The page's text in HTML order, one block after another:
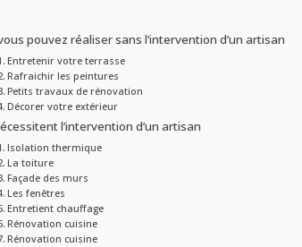
pouvez réaliser sans l’intervention d’un artisan
Entretenir votre terrasse
Rafraichir les peintures
Petits travaux de rénovation
Décorer votre extérieur
l’intervention d’un artisan
Isolation thermique
La toiture
Façade des murs
Les fenêtres
Entretient chauffage
Rénovation cuisine
Rénovation cuisine